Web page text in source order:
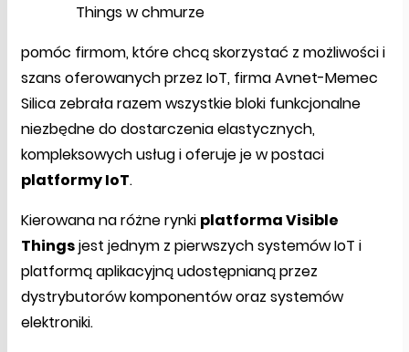
Things w chmurze
pomóc firmom, które chcą skorzystać z możliwości i
szans oferowanych przez IoT, firma Avnet-Memec
Silica zebrała razem wszystkie bloki funkcjonalne
niezbędne do dostarczenia elastycznych,
kompleksowych usług i oferuje je w postaci
platformy IoT.
Kierowana na różne rynki platforma Visible
Thingsjest jednym z pierwszych systemów IoT i
platformą aplikacyjną udostępnianą przez
dystrybutorów komponentów oraz systemów
elektroniki.